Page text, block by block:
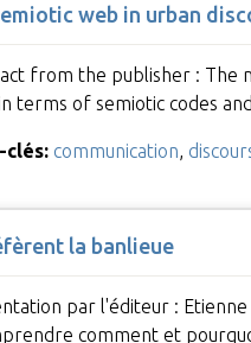
web in urban
from the publisher : The
terms of semiotic codes
clés: communication,
la banlieue
par l'éditeur :
comment et